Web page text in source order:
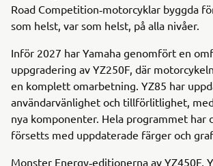
Road Competition‑motorcyklar byggda
som helst, var som helst, på alla nivåer.
Inför 2027 har Yamaha genomfört en
uppgradering av YZ250F, där
en komplett omarbetning. YZ85 har
användarvänlighet och tillförlitlighet,
nya komponenter. Hela programmet har
försetts med uppdaterade färger och
Monster Energy‑editionerna av YZ450F,